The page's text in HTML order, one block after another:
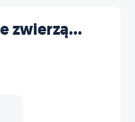
zwierzą...